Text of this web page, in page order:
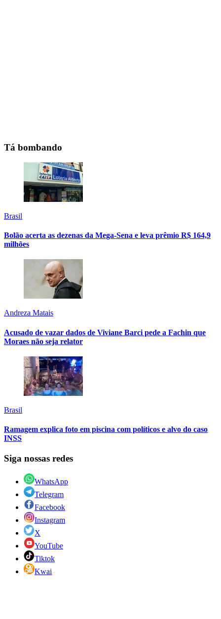
Tá bombando
Brasil
Bolão acerta as dezenas da Mega-Sena e leva prêmio R$ 164,9
milhões
Andreza Matais
Acusado de vazar dados de Viviane Barci pede a Fachin que
Moraes não seja relator
Brasil
Ramagem explica foto em piscina com políticos e alvo do caso
INSS
Siga nossas redes
WhatsApp
Telegram
Facebook
Instagram
X
YouTube
Tiktok
Kwai